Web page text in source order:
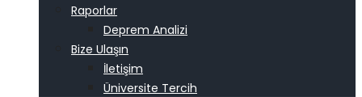
Raporlar
Deprem Analizi
Bize Ulaşın
İletişim
Üniversite Tercih